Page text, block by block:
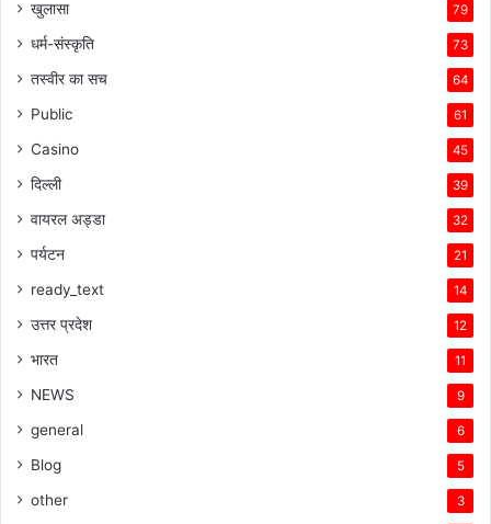
खुलासा 79
धर्म-संस्कृति 73
तस्वीर का सच 64
Public 61
Casino 45
दिल्ली 39
वायरल अड्डा 32
पर्यटन 21
ready_text 14
उत्तर प्रदेश 12
भारत 11
NEWS 9
general 6
Blog 5
other 3